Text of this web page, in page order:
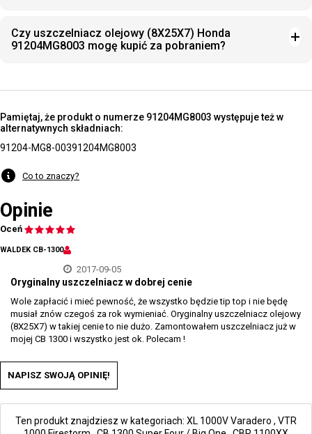
Czy uszczelniacz olejowy (8X25X7) Honda
91204MG8003 mogę kupić za pobraniem?
Pamiętaj, że produkt o numerze 91204MG8003 występuje też w
alternatywnych składniach:
91204-MG8-00391204MG8003
Co to znaczy?
Opinie
Oceń
WALDEK CB-1300
2017-09-05
Oryginalny uszczelniacz w dobrej cenie
Wole zapłacić i mieć pewność, że wszystko będzie tip top i nie będę
musiał znów czegoś za rok wymieniać. Oryginalny uszczelniacz olejowy
(8X25X7) w takiej cenie to nie dużo. Zamontowałem uszczelniacz już w
mojej CB 1300 i wszystko jest ok. Polecam !
NAPISZ SWOJĄ OPINIĘ!
Ten produkt znajdziesz w kategoriach: XL 1000V Varadero , VTR